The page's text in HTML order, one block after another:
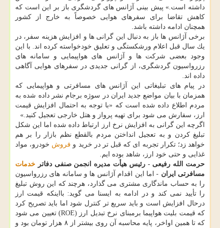
داشته است.» پیش بینی آژانس های گردشگری باز بر این است كه
كاهش تقاضا برای سفرهای هوایی خصوصاً به خارج از كشور
همچنان ادامه داشته باشد.
برخی آژانس ها باز به دنبال این گرانی ها و افزایش هزینه سفر، در
یك سال قبل اعلام ورشكستگی و تعلیق خودخواسته كرده اند. با این
وجود بعضی شركت ها و آژانس های هواپیمایی و سامانه های
رزرواسیون گردشگری، از گرانی جدیدی در سفرهای هوایی آگاهی
داده اند.
در پیام های تبلیغاتی این آژانس های مسافرتی و هواپیمایی كه
همزمان با بیان مواضع جدید ایران در سوژه برجام نشر داده شده به
مردم اطلاع داده شده است كه «با توجه به احتمال افزایش قیمت
ارز، سفارش می شود برای تهیه پرواز و هتل خارجی تعجیل كنید.»
اگرچه این گرانی به افزایش نرخ ارز ارتباط داده شده اما این شكل
تبلیغ كردن و به تعجیل انداختن مردم بالقطع نظم بازار را بر هم
خواهد زد؛ تكرار تجربه ای كه قبل تر در خرید و فروش خودرو، مواد
غذایی و حتی خود ارز، شاهد بوده ایم.
حرمت الله رفیعی - رئیس هیأت مدیره انجمن صنفی دفاتر خدمات
مسافرتی ایران - اما این اقدام آژانس ها و سامانه های رزرواسیون
را به حساب ماندگاری مشتری می گذارد، هرچند كه این روش تبلیغ
را تأیید نمی كند و در ادامه به ایسنا می گوید: بااینكه قیمت ارز
درحال افزایش است و باید سریع تر كنترل شود اما باید تصریح كرد
كه قیمت بلیت هواپیما برمبنای نرخ تبدیل ارز (ROE) تعیین می شود
كه تا همین اواخر، پایه محاسبه آن روی بیشتر از ۸ هزار تومان بود و